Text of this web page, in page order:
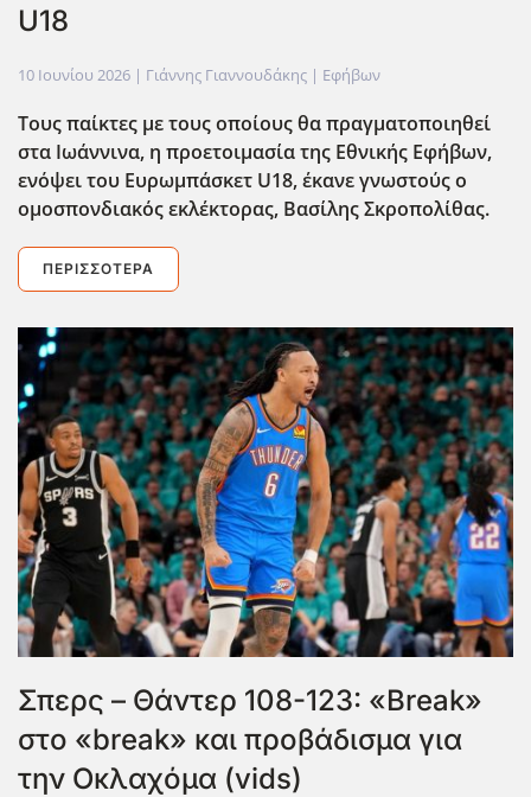
U18
10 Ιουνίου 2026 | Γιάννης Γιαννουδάκης | Εφήβων
Τους παίκτες με τους οποίους θα πραγματοποιηθεί
στα Ιωάννινα, η προετοιμασία της Εθνικής Εφήβων,
ενόψει του Ευρωμπάσκετ U18, έκανε γνωστούς ο
ομοσπονδιακός εκλέκτορας, Βασίλης Σκροπολίθας.
ΠΕΡΙΣΣΌΤΕΡΑ
Σπερς – Θάντερ 108-123: «Break»
στο «break» και προβάδισμα για
την Οκλαχόμα (vids)